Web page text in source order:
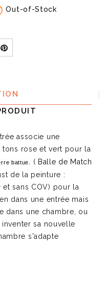
Out-of-Stock
associe une
rose et vert pour la
battue. ( Balle de Match
de la peinture :
sans COV) pour la
dans une entrée mais
dans une chambre, ou
sa nouvelle
s'adapte